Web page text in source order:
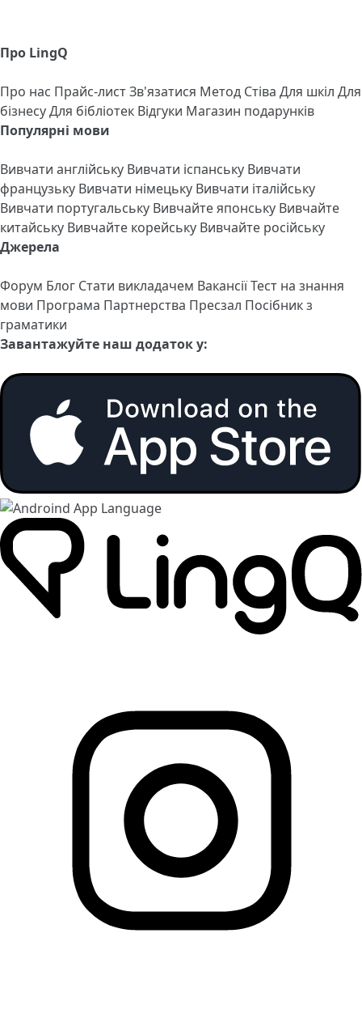
Про LingQ
Про нас Прайс-листЗв'язатися Метод Стіва Для шкіл Для
бізнесуДля бібліотек Відгуки Магазин подарунків
Популярні мови
Вивчати англійську Вивчати іспанську Вивчати
французьку Вивчати німецьку Вивчати італійську
Вивчати португальську Вивчайте японську Вивчайте
китайську Вивчайте корейську Вивчайте російську
Джерела
Форум Блог Стати викладачем ВакансіїТест на знання
мови Програма Партнерства Пресзал Посібник з
граматики
Завантажуйте наш додаток у: